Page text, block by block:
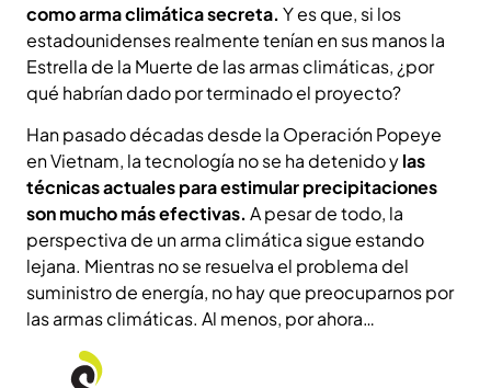
como arma climática secreta. Y es que, si los
estadounidenses realmente tenían en sus manos la
Estrella de la Muerte de las armas climáticas, ¿por
qué habrían dado por terminado el proyecto?
Han pasado décadas desde la Operación Popeye
en Vietnam, la tecnología no se ha detenido ylas
técnicas actuales para estimular precipitaciones
son mucho más efectivas. A pesar de todo, la
perspectiva de un arma climática sigue estando
lejana. Mientras no se resuelva el problema del
suministro de energía, no hay que preocuparnos por
las armas climáticas. Al menos, por ahora…